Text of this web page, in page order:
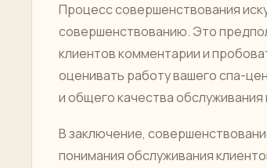
Процесс совершенствования
совершенствованию. Это
клиентов комментарии и
оценивать работу вашего спа-
и общего качества обслуживания
В заключение,
понимания обслуживания